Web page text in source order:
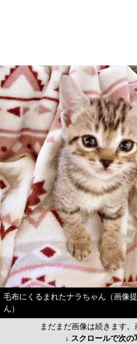
毛布にくるまれたナラちゃん（画像
ん）
まだまだ画像は続きます。
↓ スクロールで次の